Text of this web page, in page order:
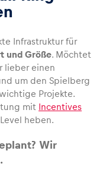
Infrastruktur für
und Größe. Möchtet
lieber einen
um den Spielberg
Projekte.
mit Incentives
heben.
Wir